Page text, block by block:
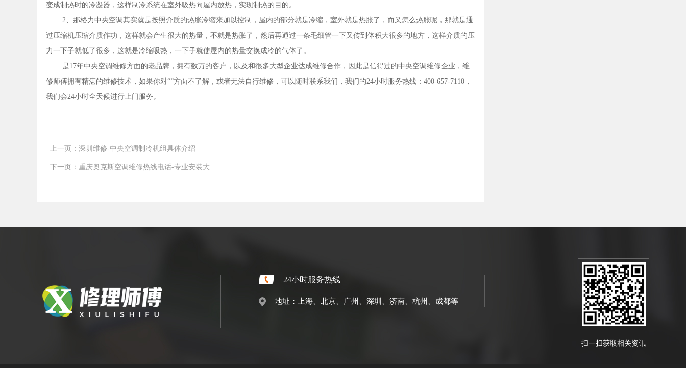
变成制热时的冷凝器，这样制冷系统在室外吸热向屋内放热，实现制热的目的。
2、那格力中央空调其实就是按照介质的热胀冷缩来加以控制，屋内的部分就是冷缩，室外就是热胀了，而又怎么热胀呢，那就是通
过压缩机压缩介质作功，这样就会产生很大的热量，不就是热胀了，然后再通过一条毛细管一下又传到体积大很多的地方，这样介质的压
力一下子就低了很多，这就是冷缩吸热，一下子就使屋内的热量交换成冷的气体了。
是17年中央空调维修方面的老品牌，拥有数万的客户，以及和很多大型企业达成维修合作，因此是信得过的中央空调维修企业，维
修师傅拥有精湛的维修技术，如果你对“”方面不了解，或者无法自行维修，可以随时联系我们，我们的24小时服务热线：400-657-7110，
我们会24小时全天候进行上门服务。
上一页：深圳维修-中央空调制冷机组具体介绍
下一页：重庆奥克斯空调维修热线电话-专业安装大金
24小时服务热线
地址：上海、北京、广州、深圳、济南、杭州、成都等
扫一扫获取相关资讯